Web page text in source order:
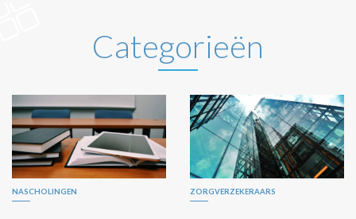
Categorieën
NASCHOLINGEN ZORGVERZEKERAARS